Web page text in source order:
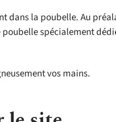
dans la poubelle. Au
spécialement
vos mains.